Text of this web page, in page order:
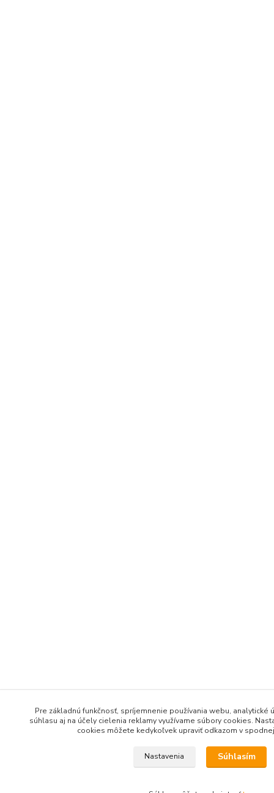
Pre základnú funkčnosť, spríjemnenie používania webu, analytické
súhlasu aj na účely cielenia reklamy využívame súbory cookies.
cookies môžete kedykoľvek upraviť odkazom v
Nastavenia Súhlasím